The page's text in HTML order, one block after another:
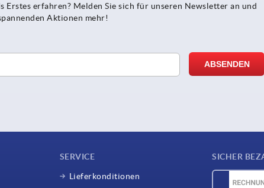
erfahren? Melden Sie sich für unseren Newsletter an und
Aktionen mehr!
SERVICE
Lieferkonditionen
SICHER